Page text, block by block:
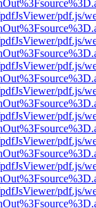
pdf.js/
pdf.js/
pdf.js/
pdf.js/
pdf.js/
pdf.js/
pdf.js/
pdf.js/